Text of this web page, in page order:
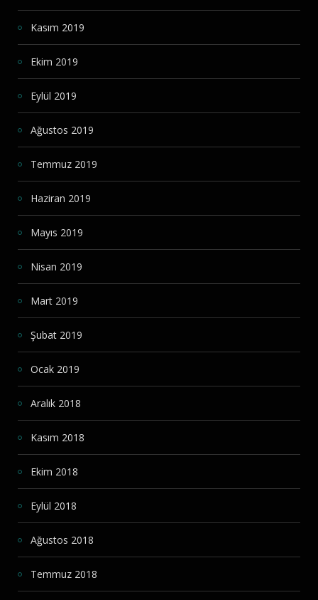
Kasım 2019
Ekim 2019
Eylül 2019
Ağustos 2019
Temmuz 2019
Haziran 2019
Mayıs 2019
Nisan 2019
Mart 2019
Şubat 2019
Ocak 2019
Aralık 2018
Kasım 2018
Ekim 2018
Eylül 2018
Ağustos 2018
Temmuz 2018